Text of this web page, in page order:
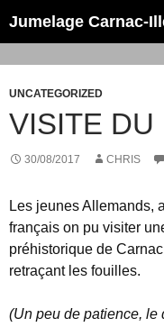
Jumelage Carnac-
UNCATEGORIZED
VISITE DU
30/08/2017 CHRIS
Les jeunes Allemands,
français on pu visiter
préhistorique de
retraçant les fouilles.
(Un peu de patience, le